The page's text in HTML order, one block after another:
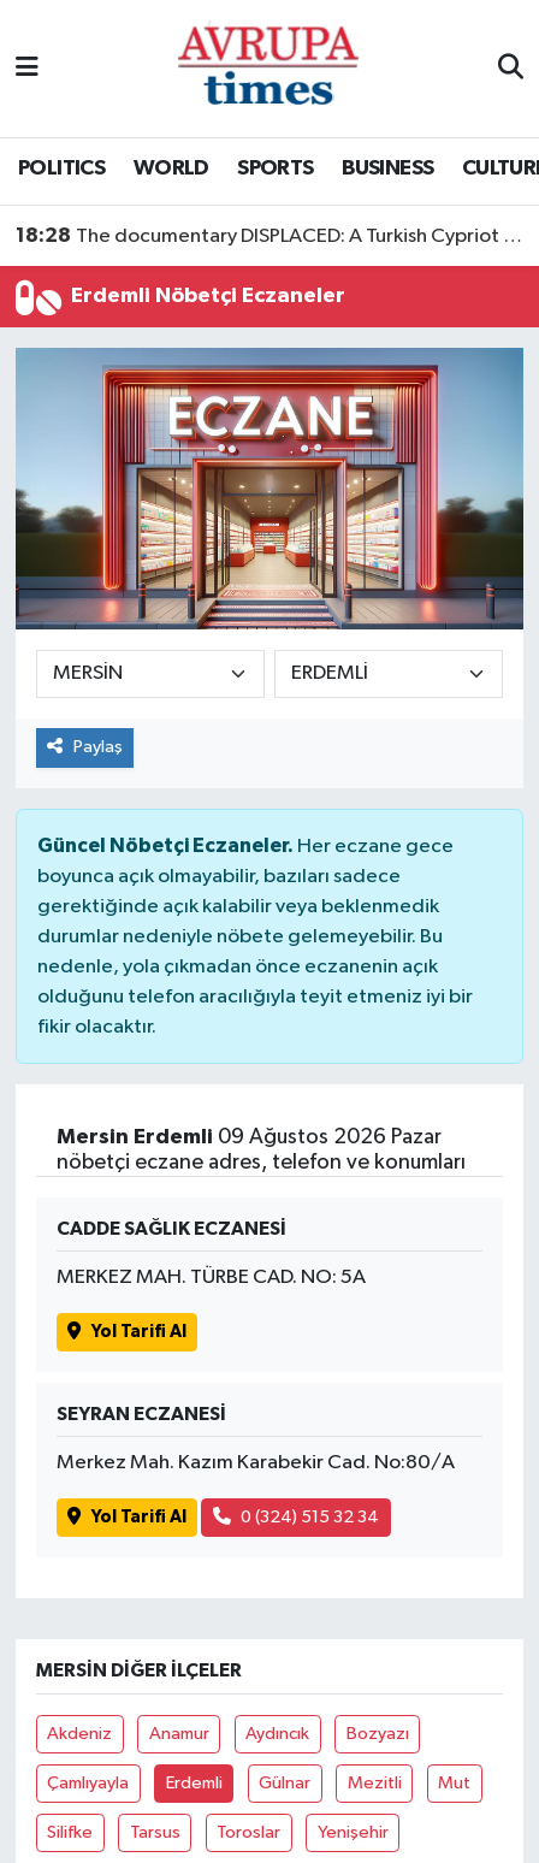
POLITICS WORLD SPORTS BUSINESS
18:28 The documentary DISPLACED: A Turkish Cypriot Story is now available to watch
Erdemli Nöbetçi Eczaneler
Paylaş
Güncel Nöbetçi Eczaneler. Her eczane gece
boyunca açık olmayabilir, bazıları sadece
gerektiğinde açık kalabilir veya beklenmedik
durumlar nedeniyle nöbete gelemeyebilir. Bu
nedenle, yola çıkmadan önce eczanenin açık
olduğunu telefon aracılığıyla teyit etmeniz iyi bir
fikir olacaktır.
Mersin Erdemli 09 Ağustos 2026 Pazar
nöbetçi eczane adres, telefon ve konumları
CADDE SAĞLIK ECZANESİ
MERKEZ MAH. TÜRBE CAD. NO: 5A
Yol Tarifi Al
SEYRAN ECZANESİ
Merkez Mah. Kazım Karabekir Cad. No:80/A
Yol Tarifi Al 0 (324) 515 32 34
MERSIN DIĞER İLÇELER
Akdeniz Anamur Aydıncık Bozyazı
Çamlıyayla Erdemli Gülnar Mezitli Mut
Silifke Tarsus Toroslar Yenişehir
Nöbetçi Eczaneler
Tüm Manşetler
Son Dakika Haberleri
Haber Arşivi